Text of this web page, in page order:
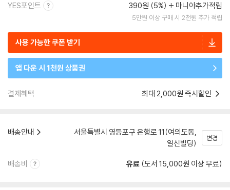
YES포인트 390원 (5%) 마니아추가적립
5만원 이상 구매 시 2천원 추가 적립
사용 가능한 쿠폰 받기
앱 다운 시 1천원 상품권
결제혜택 최대 2,000원 즉시할인
배송안내
서울특별시 영등포구 은행로 11(여의도동,
일신빌딩)
변경
배송비 유료 (도서 15,000원 이상 무료)